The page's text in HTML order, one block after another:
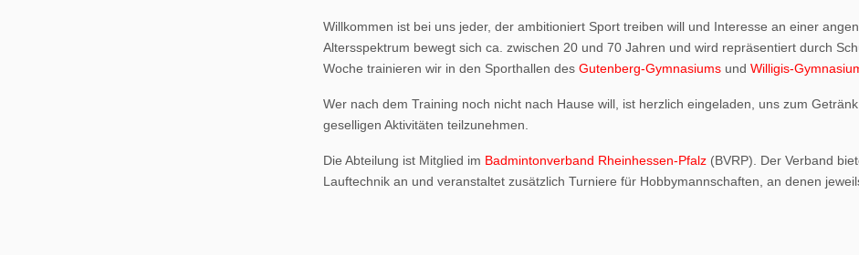
Willkommen ist bei uns jeder, der ambitioniert Sport treiben will und Interesse an einer
Altersspektrum bewegt sich ca. zwischen 20 und 70 Jahren und wird repräsentiert durch
Woche trainieren wir in den Sporthallen des Gutenberg-Gymnasiums und Willigis-
Wer nach dem Training noch nicht nach Hause will, ist herzlich eingeladen, uns zum
geselligen Aktivitäten teilzunehmen.
Die Abteilung ist Mitglied im Badmintonverband Rheinhessen-Pfalz (BVRP). Der Verband
Lauftechnik an und veranstaltet zusätzlich Turniere für Hobbymannschaften, an denen